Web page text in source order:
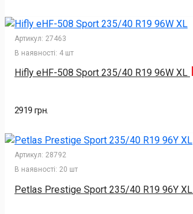
Артикул: 27463
В наявності: 4 шт
Hifly eHF-508 Sport 235/40 R19 96W XL
2919 грн.
Артикул: 28792
В наявності: 20 шт
Petlas Prestige Sport 235/40 R19 96Y XL